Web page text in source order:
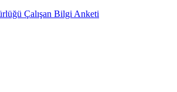
Çalışan Bilgi Anketi